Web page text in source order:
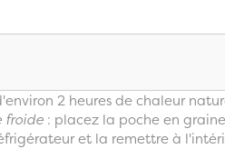
2 heures de chaleur
froide: placez la poche en
et la remettre à